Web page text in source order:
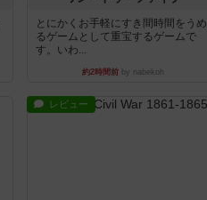
とにかくお手軽にすき間時間をうめ
るゲームとして重宝するゲームで
す。いわ...
約2時間前 by nabekoh
レビュー